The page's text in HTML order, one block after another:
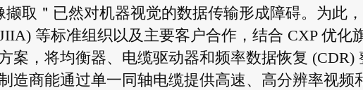
取＂已然对机器视觉的数据传输形成障碍。为此，
等标准组织以及主要客户合作，结合 CXP 优化
案，将均衡器、电缆驱动器和频率数据恢复 (CDR)
造商能通过单一同轴电缆提供高速、高分辨率视频